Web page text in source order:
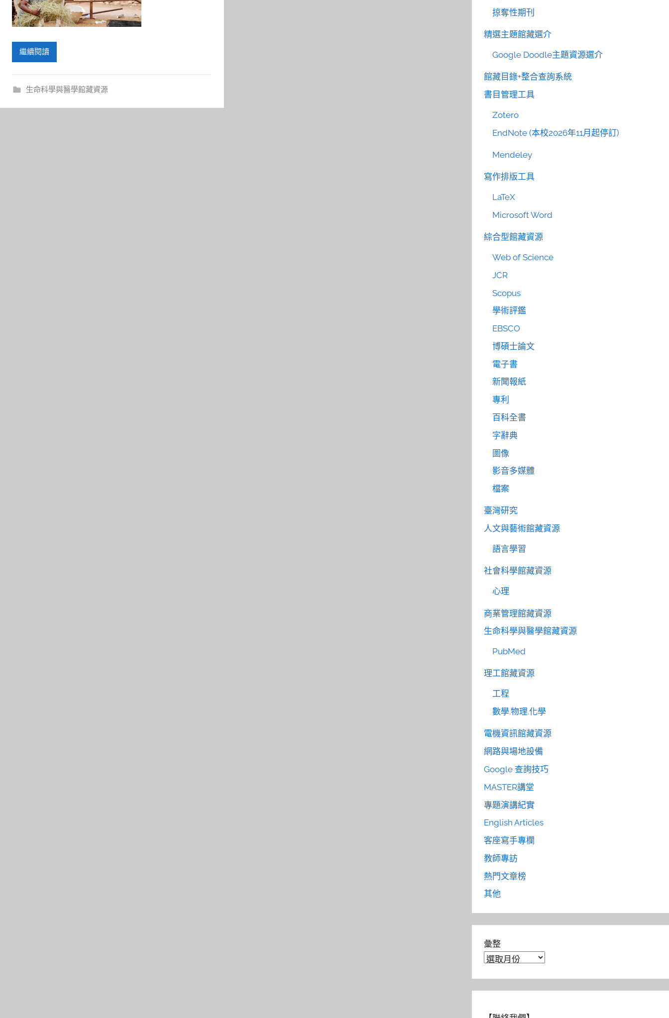
繼續閱讀
生命科學與醫學館藏資源
掠奪性期刊
精選主題館藏選介
Google Doodle主題資源選介
館藏目錄+整合查詢系統
書目管理工具
Zotero
EndNote (本校2026年11月起停訂)
Mendeley
寫作排版工具
LaTeX
Microsoft Word
綜合型館藏資源
Web of Science
JCR
Scopus
學術評鑑
EBSCO
博碩士論文
電子書
新聞報紙
專利
百科全書
字辭典
圖像
影音多媒體
檔案
臺灣研究
人文與藝術館藏資源
語言學習
社會科學館藏資源
心理
商業管理館藏資源
生命科學與醫學館藏資源
PubMed
理工館藏資源
工程
數學.物理.化學
電機資訊館藏資源
網路與場地設備
Google 查詢技巧
MASTER講堂
專題演講紀實
English Articles
客座寫手專欄
教師專訪
熱門文章榜
其他
彙整